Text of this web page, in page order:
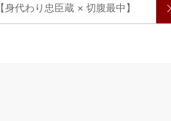
【身代わり忠臣蔵 × 切腹最中】